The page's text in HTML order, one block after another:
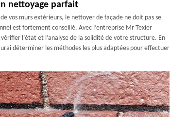
nettoyage parfait
vos murs extérieurs, le nettoyer de façade ne doit pas se
est fortement conseillé. Avec l’entreprise Mr Texier
l’état et l’analyse de la solidité de votre structure. En
déterminer les méthodes les plus adaptées pour effectuer